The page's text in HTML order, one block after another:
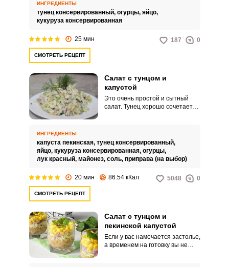
Обязательно запоминайте наш
пошаговый рецепт и
ИНГРЕДИЕНТЫ
тунец консервированный, огурцы, яйцо,
кукуруза консервированная
25 мин 187 0
СМОТРЕТЬ РЕЦЕПТ
Салат с тунцом и
капустой
Это очень простой и сытный
салат. Тунец хорошо сочетается
ИНГРЕДИЕНТЫ
капуста пекинская, тунец консервированный,
яйцо, кукуруза консервированная, огурцы,
лук красный, майонез, соль, приправа (на выбор)
20 мин 86.54 кКал 5048 0
СМОТРЕТЬ РЕЦЕПТ
Салат с тунцом и
пекинской капустой
Если у вас намечается застолье,
а временем на готовку вы не